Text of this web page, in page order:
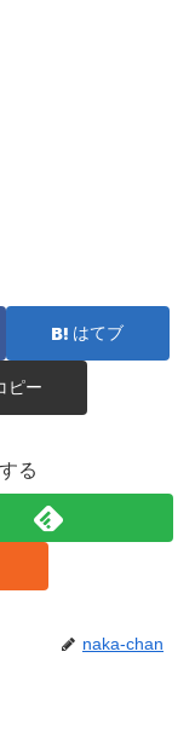
はてブ
ピー
る
naka-chan